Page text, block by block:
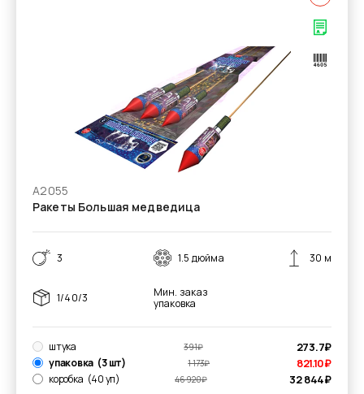
А2055
Ракеты Большая медведица
3 1.5 дюйма 30 м
1/40/3
Мин. заказ
упаковка
штука 391₽ 273.7₽
упаковка (3 шт) 1 173₽ 821.10₽
коробка (40 уп) 46 920₽ 32 844₽